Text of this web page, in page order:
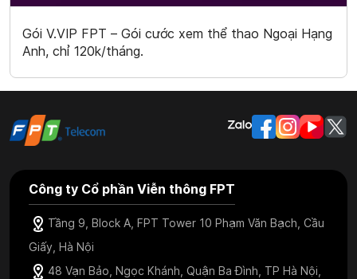
Gói V.VIP FPT – Gói cước xem thể thao Ngoại Hạng
Anh, chỉ 120k/tháng.
Công ty Cổ phần Viễn thông FPT
Tầng 9, Block A, FPT Tower 10 Phạm Văn Bạch, Cầu
Giấy, Hà Nội
48 Vạn Bảo, Ngọc Khánh, Quận Ba Đình, TP Hà Nội,